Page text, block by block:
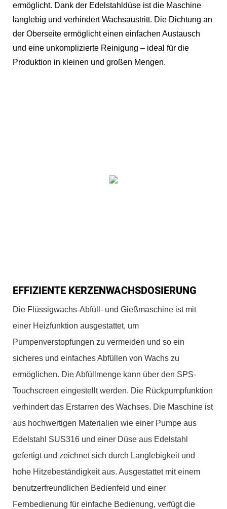
ermöglicht. Dank der Edelstahldüse ist die Maschine
langlebig und verhindert Wachsaustritt. Die Dichtung an
der Oberseite ermöglicht einen einfachen Austausch
und eine unkomplizierte Reinigung – ideal für die
Produktion in kleinen und großen Mengen.
EFFIZIENTE KERZENWACHSDOSIERUNG
Die Flüssigwachs-Abfüll- und Gießmaschine ist mit
einer Heizfunktion ausgestattet, um
Pumpenverstopfungen zu vermeiden und so ein
sicheres und einfaches Abfüllen von Wachs zu
ermöglichen. Die Abfüllmenge kann über den SPS-
Touchscreen eingestellt werden. Die Rückpumpfunktion
verhindert das Erstarren des Wachses. Die Maschine ist
aus hochwertigen Materialien wie einer Pumpe aus
Edelstahl SUS316 und einer Düse aus Edelstahl
gefertigt und zeichnet sich durch Langlebigkeit und
hohe Hitzebeständigkeit aus. Ausgestattet mit einem
benutzerfreundlichen Bedienfeld und einer
Fernbedienung für einfache Bedienung, verfügt die